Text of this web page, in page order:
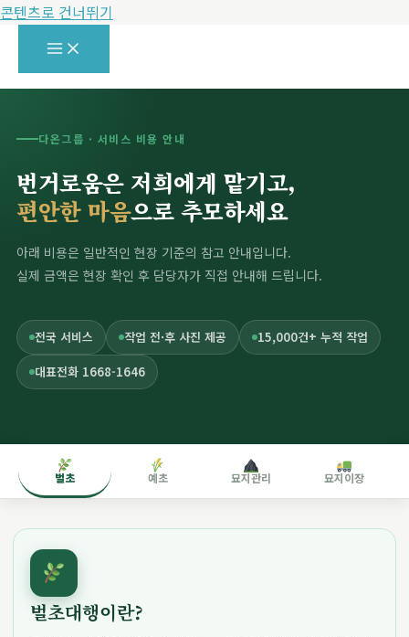
콘텐츠로 건너뛰기
다온그룹 · 서비스 비용 안내
번거로움은 저희에게 맡기고,
편안한 마음으로 추모하세요
아래 비용은 일반적인 현장 기준의 참고 안내입니다.
실제 금액은 현장 확인 후 담당자가 직접 안내해 드립니다.
전국 서비스 작업 전·후 사진 제공
15,000건+ 누적 작업
대표전화 1668-1646
벌초 예초 묘지관리 묘지이장
벌초대행이란?